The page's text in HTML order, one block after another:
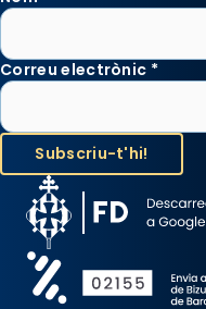
Correu electrònic *